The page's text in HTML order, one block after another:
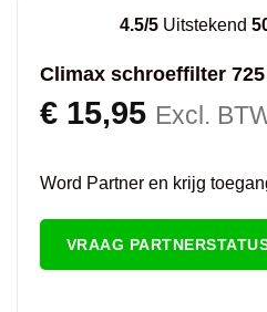
4.5/5 Uitstekend
Climax schroeffilter
€15,95 Excl.
Word Partner en krijg
VRAAG